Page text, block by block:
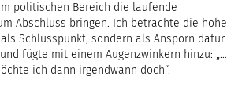
politischen Bereich die laufende
Abschluss bringen. Ich betrachte die hohe
Schlusspunkt, sondern als Ansporn dafür
fügte mit einem Augenzwinkern hinzu: „…
ich dann irgendwann doch“.